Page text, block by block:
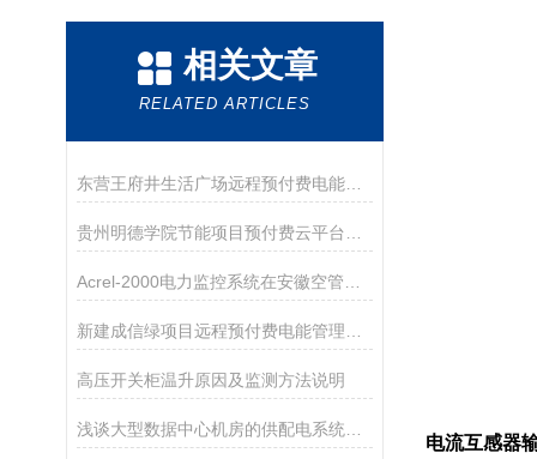
相关文章
RELATED ARTICLES
东营王府井生活广场远程预付费电能管理系统的研究与应用
高压开关柜温升原因及监测方法说明
电流互感器